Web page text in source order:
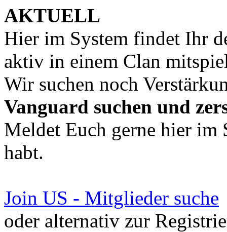
AKTUELL
Hier im System findet Ihr
aktiv in einem Clan
Wir suchen noch
Vanguard suchen und
Meldet Euch gerne hier im
habt.
Join US - Mitglieder suche
oder alternativ zur